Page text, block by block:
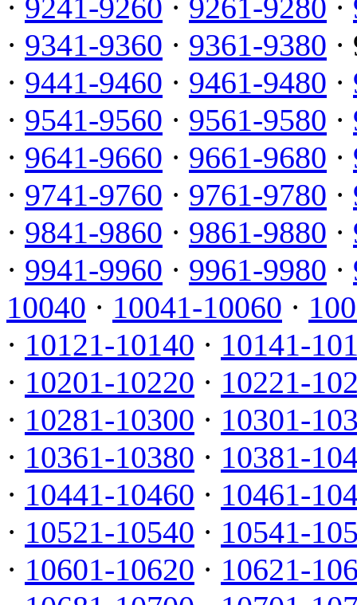
· 9241-9260 · 9261-9280 ·
· 9341-9360 · 9361-9380
· 9441-9460 · 9461-9480 ·
· 9541-9560 · 9561-9580 ·
· 9641-9660 · 9661-9680 ·
· 9741-9760 · 9761-9780 ·
· 9841-9860 · 9861-9880 ·
· 9941-9960 · 9961-9980 ·
10040 · 10041-10060 ·
· 10121-10140 · 10141-
· 10201-10220 · 10221-
· 10281-10300 · 10301-
· 10361-10380 · 10381-
· 10441-10460 · 10461-
· 10521-10540 · 10541-
· 10601-10620 · 10621-